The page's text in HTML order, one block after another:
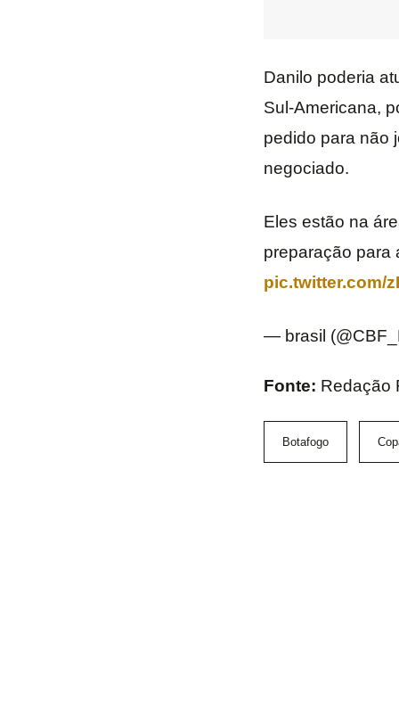
Danilo poderia
Sul-Americana,
pedido para não
negociado.
Eles estão na
preparação para
pic.twitter.com/
— brasil
Fonte: Redação
Botafogo